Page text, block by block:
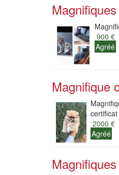
900 €
Agréé
Magnifique
2000 €
Agréé